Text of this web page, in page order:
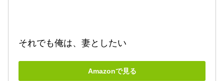
それでも俺は、妻としたい
Amazonで見る